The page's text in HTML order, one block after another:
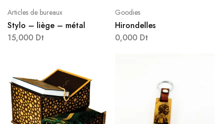
Articles de bureaux
Stylo – liège – métal
15,000 Dt
Goodies
Hirondelles
0,000 Dt